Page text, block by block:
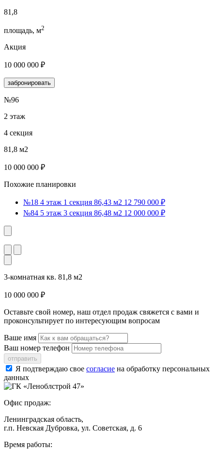
81,8
площадь, м2
Акция
10 000 000 ₽
забронировать
№96
2 этаж
4 секция
81,8 м2
10 000 000 ₽
Похожие планировки
№18 4 этаж 1 секция 86,43 м2 12 790 000 ₽
№84 5 этаж 3 секция 86,48 м2 12 000 000 ₽
3-комнатная кв. 81,8 м2
10 000 000 ₽
Оставьте свой номер, наш отдел продаж свяжется с вами и
проконсультирует по интересующим вопросам
Ваше имя
Ваш номер телефон
отправить
Я подтверждаю свое согласие на обработку персональных
данных
Офис продаж:
Ленинградская область,
г.п. Невская Дубровка, ул. Советская, д. 6
Время работы: